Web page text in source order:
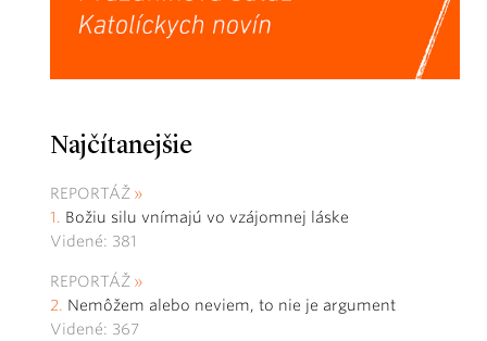
Najčítanejšie
REPORTÁŽ
Božiu silu vnímajú vo vzájomnej láske
Videné: 381
REPORTÁŽ
Nemôžem alebo neviem, to nie je argument
Videné: 367